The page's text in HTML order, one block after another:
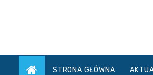
STRONA GŁÓWNA